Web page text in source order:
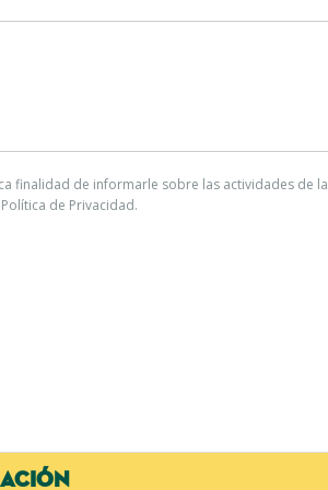
finalidad de informarle sobre las actividades de la
de Privacidad.